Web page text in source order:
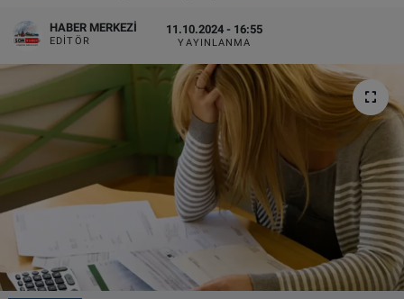
HABER MERKEZI
EDITÖR
11.10.2024 - 16:55
YAYINLANMA
FOTO GALERİ
VIDEO GALERİ
ALGEMENE VOORWAARDEN
Çerez Politikası